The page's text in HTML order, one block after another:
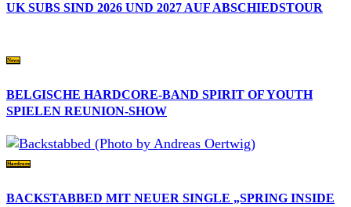
UK SUBS SIND 2026 UND 2027 AUF ABSCHIEDSTOUR
News
BELGISCHE HARDCORE-BAND SPIRIT OF YOUTH
SPIELEN REUNION-SHOW
Hardcore
BACKSTABBED MIT NEUER SINGLE „SPRING INSIDE